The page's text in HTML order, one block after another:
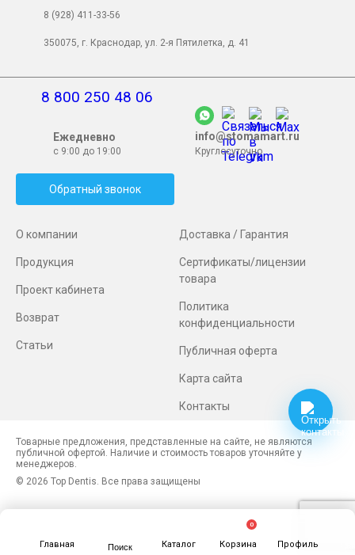
Главная Поиск Каталог Корзина
0
Профиль
О компании
Продукция
Проект кабинета
Возврат
Статьи
Доставка / Гарантия
Сертификаты/лицензии
товара
Политика
конфиденциальности
Публичная оферта
Карта сайта
Контакты
8 800 250 48 06
Ежедневно
с 9:00 до 19:00
info@stomamart.ru
Круглосуточно
Обратный звонок
8 (928) 411-33-56
350075, г. Краснодар, ул. 2-я Пятилетка, д. 41
© 2026 Top Dentis. Все права защищены
Товарные предложения, представленные на сайте, не являются
публичной офертой. Наличие и стоимость товаров уточняйте у
менеджеров.